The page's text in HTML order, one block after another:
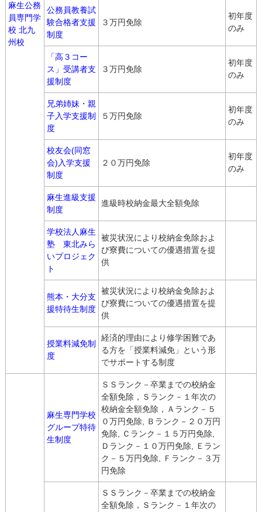
麻生公務
員専門学
校 北九
州校
公務員教養試
験合格者支援
制度
３万円免除
初年度
のみ
「高３コー
ス」受講者支
援制度
３万円免除
初年度
のみ
兄弟姉妹・親
子入学支援制
度
５万円免除
初年度
のみ
校友会(同窓
会)入学支援
制度
２０万円免除
初年度
のみ
麻生進級支援
制度
進級時校納金最大全額免除
学校法人麻生
塾 東北みら
いプロジェク
ト
被災状況により校納金免除およ
び寮費についての優遇措置を提
供
熊本・大分支
援特待生制度
被災状況により校納金免除およ
び寮費についての優遇措置を提
供
授業料減免制
度
経済的理由により修学困難であ
る方を「授業料減免」という形
でサポートする制度
麻生専門学校
グループ特待
生制度
ＳＳランク－卒業までの校納金
全額免除，Ｓランク－１年次の
校納金全額免除，Ａランク－５
０万円免除, Ｂランク－２０万円
免除, Ｃランク－１５万円免除,
Ｄランク－１０万円免除, Ｅラン
ク－５万円免除, Ｆランク－３万
円免除
ＳＳランク－卒業までの校納金
全額免除，Ｓランク－１年次の